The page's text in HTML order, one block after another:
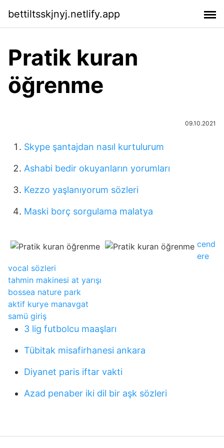
bettiltsskjnyj.netlify.app
Pratik kuran
öğrenme
09.10.2021
Skype şantajdan nasıl kurtulurum
Ashabi bedir okuyanların yorumları
Kezzo yaşlanıyorum sözleri
Maski borç sorgulama malatya
cend
ere
vocal sözleri
tahmin makinesi at yarışı
bossea nature park
aktif kurye manavgat
samü giriş
3 lig futbolcu maaşları
Tübitak misafirhanesi ankara
Diyanet paris iftar vakti
Azad penaber iki dil bir aşk sözleri